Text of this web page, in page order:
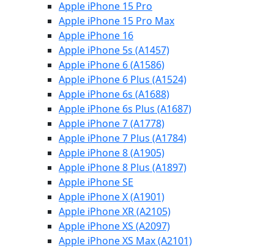
Apple iPhone 15 Pro
Apple iPhone 15 Pro Max
Apple iPhone 16
Apple iPhone 5s (A1457)
Apple iPhone 6 (A1586)
Apple iPhone 6 Plus (A1524)
Apple iPhone 6s (A1688)
Apple iPhone 6s Plus (A1687)
Apple iPhone 7 (A1778)
Apple iPhone 7 Plus (A1784)
Apple iPhone 8 (A1905)
Apple iPhone 8 Plus (A1897)
Apple iPhone SE
Apple iPhone X (A1901)
Apple iPhone XR (A2105)
Apple iPhone XS (A2097)
Apple iPhone XS Max (A2101)